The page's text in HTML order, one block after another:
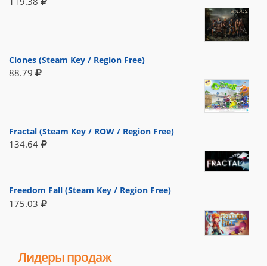
Clones (Steam Key / Region Free)
88.79
Fractal (Steam Key / ROW / Region Free)
134.64
Freedom Fall (Steam Key / Region Free)
175.03
Лидеры продаж